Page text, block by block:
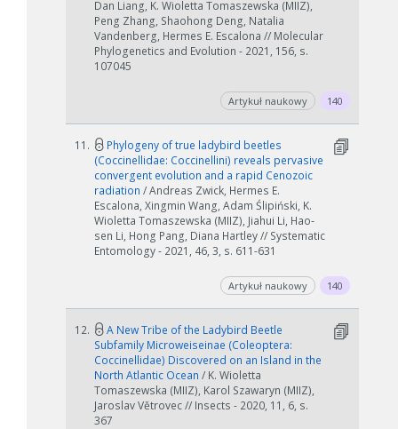
Dan Liang, K. Wioletta Tomaszewska (MIIZ),
Peng Zhang, Shaohong Deng, Natalia
Vandenberg, Hermes E. Escalona // Molecular
Phylogenetics and Evolution - 2021, 156, s.
107045
Artykuł naukowy 140
11.
Phylogeny of true ladybird beetles
(Coccinellidae: Coccinellini) reveals pervasive
convergent evolution and a rapid Cenozoic
radiation / Andreas Zwick, Hermes E.
Escalona, Xingmin Wang, Adam Ślipiński, K.
Wioletta Tomaszewska (MIIZ), Jiahui Li, Hao‐
sen Li, Hong Pang, Diana Hartley // Systematic
Entomology - 2021, 46, 3, s. 611-631
Artykuł naukowy 140
12.
A New Tribe of the Ladybird Beetle
Subfamily Microweiseinae (Coleoptera:
Coccinellidae) Discovered on an Island in the
North Atlantic Ocean / K. Wioletta
Tomaszewska (MIIZ), Karol Szawaryn (MIIZ),
Jaroslav Větrovec // Insects - 2020, 11, 6, s.
367